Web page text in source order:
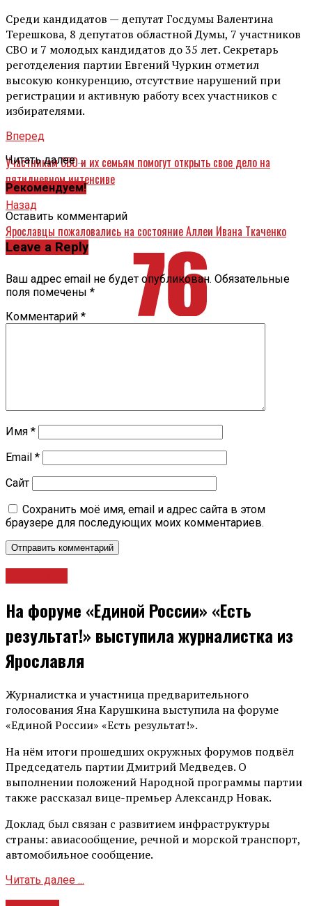
Среди кандидатов — депутат Госдумы Валентина
Терешкова, 8 депутатов областной Думы, 7 участников
СВО и 7 молодых кандидатов до 35 лет. Секретарь
реготделения партии Евгений Чуркин отметил
высокую конкуренцию, отсутствие нарушений при
регистрации и активную работу всех участников с
избирателями.
Вперед
Участникам СВО и их семьям помогут открыть свое дело на
пятидневном интенсиве
Назад
Ярославцы пожаловались на состояние Аллеи Ивана Ткаченко
Читать далее ...
Рекомендуем!
Оставить комментарий
Leave a Reply
Ваш адрес email не будет опубликован. Обязательные
поля помечены *
Комментарий *
Имя *
Email *
Сайт
Сохранить моё имя, email и адрес сайта в этом
браузере для последующих моих комментариев.
На форуме «Единой России» «Есть
результат!» выступила журналистка из
Ярославля
Журналистка и участница предварительного
голосования Яна Карушкина выступила на форуме
«Единой России» «Есть результат!».
На нём итоги прошедших окружных форумов подвёл
Председатель партии Дмитрий Медведев. О
выполнении положений Народной программы партии
также рассказал вице-премьер Александр Новак.
Доклад был связан с развитием инфраструктуры
страны: авиасообщение, речной и морской транспорт,
автомобильное сообщение.
Читать далее ...